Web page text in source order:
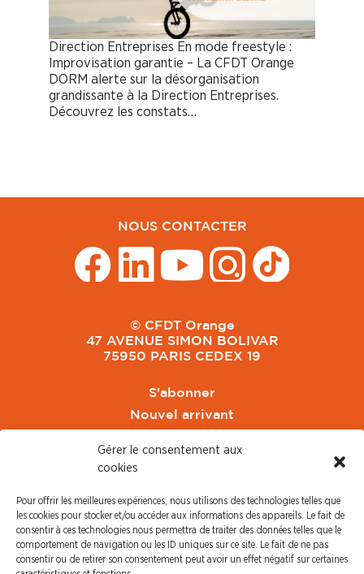
Gérer le consentement aux
cookies
Pour offrir les meilleures expériences, nous utilisons des technologies telles que
les cookies pour stocker et/ou accéder aux informations des appareils. Le fait de
consentir à ces technologies nous permettra de traiter des données telles que le
comportement de navigation ou les ID uniques sur ce site. Le fait de ne pas
consentir ou de retirer son consentement peut avoir un effet négatif sur certaines
Direction Entreprises En mode freestyle :
Improvisation garantie – La CFDT Orange
DORM alerte sur la désorganisation
grandissante à la Direction Entreprises.
Découvrez les constats…
NOUS CONTACTER
© CFDT Orange
47 AVENUE SIMON BOLIVAR
75950 PARIS CEDEX 19
S'abonner
Nouvel arrivant
CFDT Cadres
CFDT Retraités
L'UFFA